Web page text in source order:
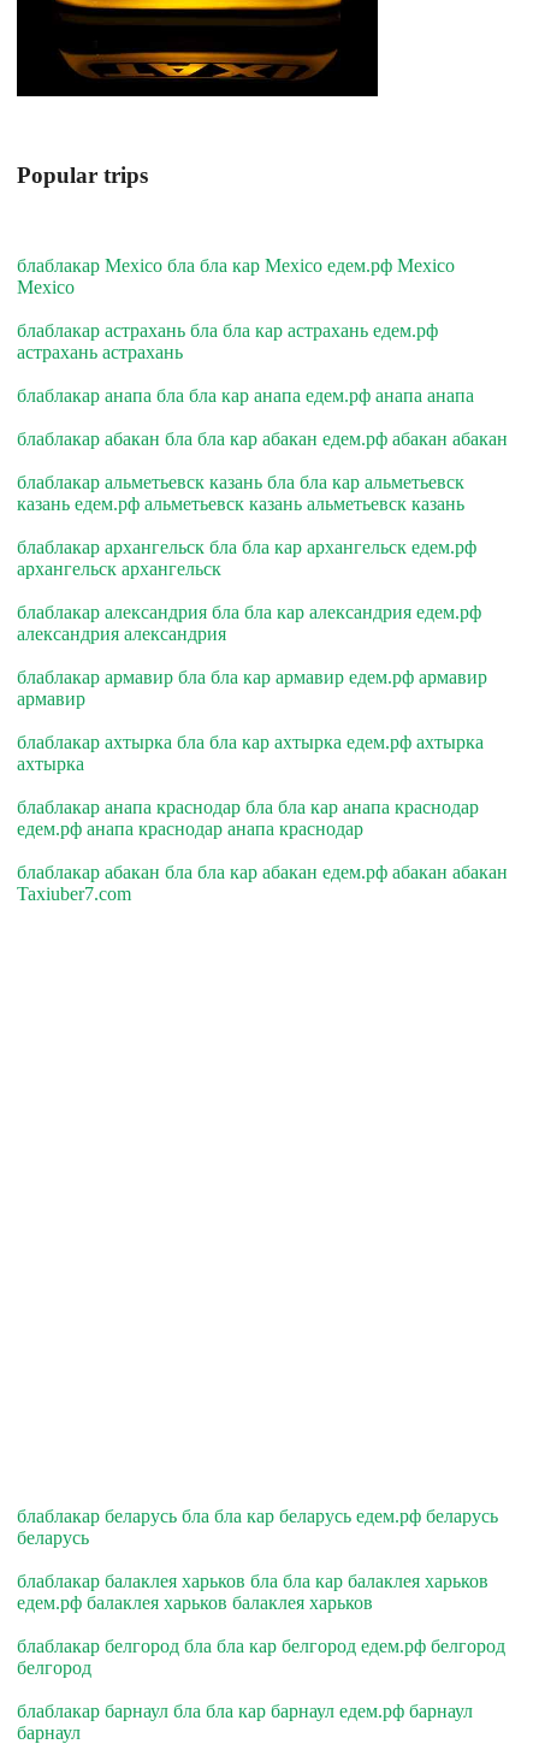
Popular trips
блаблакар Mexico бла бла кар Mexico едем.рф Mexico
Mexico
блаблакар астрахань бла бла кар астрахань едем.рф
астрахань астрахань
блаблакар анапа бла бла кар анапа едем.рф анапа анапа
блаблакар абакан бла бла кар абакан едем.рф абакан абакан
блаблакар альметьевск казань бла бла кар альметьевск
казань едем.рф альметьевск казань альметьевск казань
блаблакар архангельск бла бла кар архангельск едем.рф
архангельск архангельск
блаблакар александрия бла бла кар александрия едем.рф
александрия александрия
блаблакар армавир бла бла кар армавир едем.рф армавир
армавир
блаблакар ахтырка бла бла кар ахтырка едем.рф ахтырка
ахтырка
блаблакар анапа краснодар бла бла кар анапа краснодар
едем.рф анапа краснодар анапа краснодар
блаблакар абакан бла бла кар абакан едем.рф абакан абакан
Taxiuber7.com
блаблакар беларусь бла бла кар беларусь едем.рф беларусь
беларусь
блаблакар балаклея харьков бла бла кар балаклея харьков
едем.рф балаклея харьков балаклея харьков
блаблакар белгород бла бла кар белгород едем.рф белгород
белгород
блаблакар барнаул бла бла кар барнаул едем.рф барнаул
барнаул